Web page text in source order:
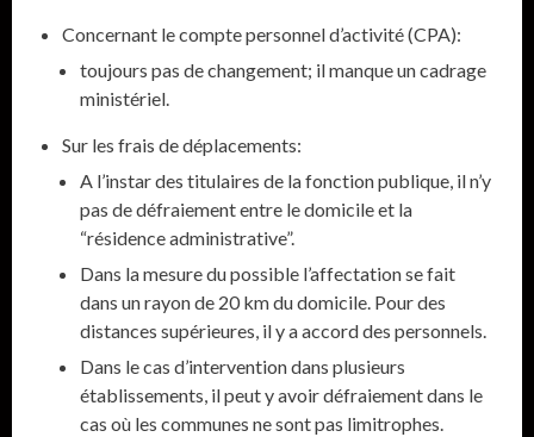
Concernant le compte personnel d’activité (CPA):
toujours pas de changement; il manque un cadrage
ministériel.
Sur les frais de déplacements:
A l’instar des titulaires de la fonction publique, il n’y
pas de défraiement entre le domicile et la
“résidence administrative”.
Dans la mesure du possible l’affectation se fait
dans un rayon de 20 km du domicile. Pour des
distances supérieures, il y a accord des personnels.
Dans le cas d’intervention dans plusieurs
établissements, il peut y avoir défraiement dans le
cas où les communes ne sont pas limitrophes.